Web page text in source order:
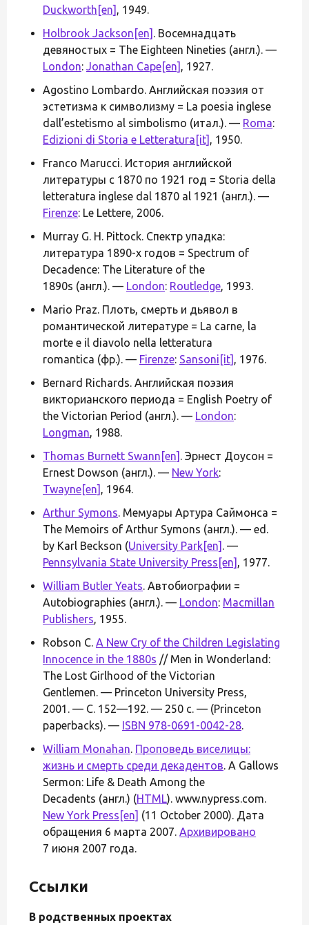
Duckworth [en] , 1949.
Holbrook Jackson [en] . Восемнадцать
девяностых = The Eighteen Nineties (англ.). —
London: Jonathan Cape[en] , 1927.
Agostino Lombardo. Английская поэзия от
эстетизма к символизму = La poesia inglese
dall’estetismo al simbolismo (итал.). — Roma:
Edizioni di Storia e Letteratura [it] , 1950.
Franco Marucci. История английской
литературы с 1870 по 1921 год = Storia della
letteratura inglese dal 1870 al 1921 (англ.). —
Firenze: Le Lettere, 2006.
Murray G. H. Pittock. Спектр упадка:
литература 1890-х годов = Spectrum of
Decadence: The Literature of the
1890s (англ.). — London: Routledge, 1993.
Mario Praz. Плоть, смерть и дьявол в
романтической литературе = La carne, la
morte e il diavolo nella letteratura
romantica (фр.). — Firenze: Sansoni [it] , 1976.
Bernard Richards. Английская поэзия
викторианского периода = English Poetry of
the Victorian Period (англ.). — London:
Longman, 1988.
Thomas Burnett Swann [en] . Эрнест Доусон =
Ernest Dowson (англ.). — New York:
Twayne[en] , 1964.
Arthur Symons. Мемуары Артура Саймонса =
The Memoirs of Arthur Symons (англ.). — ed.
by Karl Beckson (University Park[en] . —
Pennsylvania State University Press [en] , 1977.
William Butler Yeats. Автобиографии =
Autobiographies (англ.). — London: Macmillan
Publishers, 1955.
Robson C. A New Cry of the Children Legislating
Innocence in the 1880s // Men in Wonderland:
The Lost Girlhood of the Victorian
Gentlemen. — Princeton University Press,
2001. — С. 152—192. — 250 с. — (Princeton
paperbacks). — ISBN 978-0691-0042-28.
William Monahan. Проповедь виселицы:
жизнь и смерть среди декадентов. A Gallows
Sermon: Life & Death Among the
Decadents (англ.) (HTML). www.nypress.com.
New York Press [en] (11 October 2000). Дата
обращения 6 марта 2007. Архивировано
7 июня 2007 года.
Ссылки
В родственных проектах